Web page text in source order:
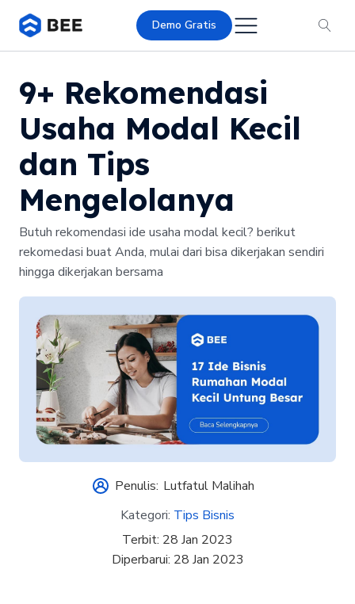
Demo Gratis
9+ Rekomendasi
Usaha Modal Kecil
dan Tips
Mengelolanya
Butuh rekomendasi ide usaha modal kecil? berikut
rekomedasi buat Anda, mulai dari bisa dikerjakan sendiri
hingga dikerjakan bersama
Penulis: Lutfatul Malihah
Kategori: Tips Bisnis
Terbit: 28 Jan 2023
Diperbarui: 28 Jan 2023